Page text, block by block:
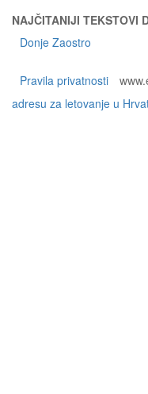
NAJČITANIJI TEKSTOVI
Donje Zaostro
Pravila privatnosti
adresu za letovanje u